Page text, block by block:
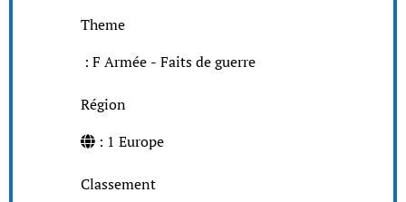
Theme
: F Armée - Faits de guerre
Région
: 1 Europe
Classement